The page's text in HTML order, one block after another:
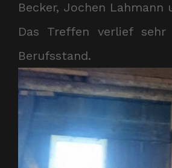
Becker, Jochen Lahmann
Das Treffen verlief
Berufsstand.